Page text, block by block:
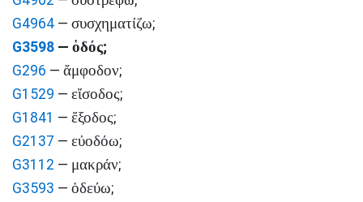
G4964 — συσχηματίζω;
G3598 — ὁδός;
G296 — ἄμφοδον;
G1529 — εἴσοδος;
G1841 — ἔξοδος;
G2137 — εὐοδόω;
G3112 — μακράν;
G3593 — ὁδεύω;